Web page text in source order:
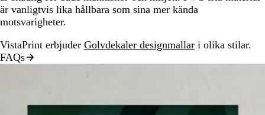
är vanligtvis lika hållbara som sina mer kända
motsvarigheter.
VistaPrint erbjuder Golvdekaler designmallar i olika stilar.
FAQs